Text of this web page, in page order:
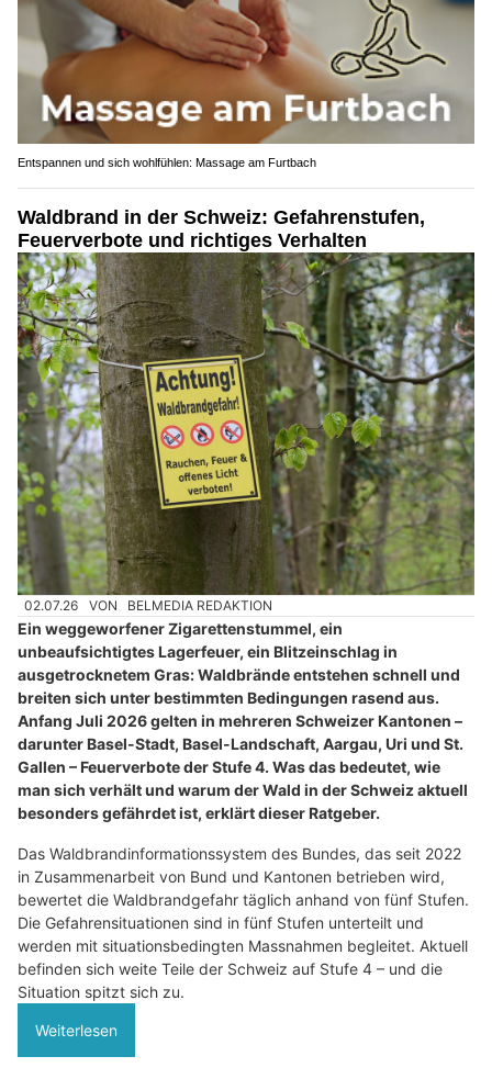
Entspannen und sich wohlfühlen: Massage am Furtbach
Waldbrand in der Schweiz: Gefahrenstufen,
Feuerverbote und richtiges Verhalten
02.07.26 VON BELMEDIA REDAKTION
Ein weggeworfener Zigarettenstummel, ein
unbeaufsichtigtes Lagerfeuer, ein Blitzeinschlag in
ausgetrocknetem Gras: Waldbrände entstehen schnell und
breiten sich unter bestimmten Bedingungen rasend aus.
Anfang Juli 2026 gelten in mehreren Schweizer Kantonen –
darunter Basel-Stadt, Basel-Landschaft, Aargau, Uri und St.
Gallen – Feuerverbote der Stufe 4. Was das bedeutet, wie
man sich verhält und warum der Wald in der Schweiz aktuell
besonders gefährdet ist, erklärt dieser Ratgeber.
Das Waldbrandinformationssystem des Bundes, das seit 2022
in Zusammenarbeit von Bund und Kantonen betrieben wird,
bewertet die Waldbrandgefahr täglich anhand von fünf Stufen.
Die Gefahrensituationen sind in fünf Stufen unterteilt und
werden mit situationsbedingten Massnahmen begleitet. Aktuell
befinden sich weite Teile der Schweiz auf Stufe 4 – und die
Situation spitzt sich zu.
Weiterlesen